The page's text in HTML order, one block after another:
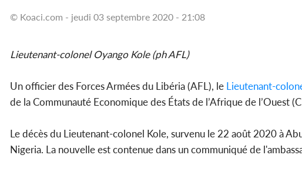
© Koaci.com - jeudi 03 septembre 2020 - 21:08
Lieutenant-colonel Oyango Kole (ph AFL)
Un officier des Forces Armées du Libéria (AFL), le Lieutenant-
de la Communauté Economique des États de l’Afrique de l’Ouest
Le décès du Lieutenant-colonel Kole, survenu le 22 août 2020 à
Nigeria. La nouvelle est contenue dans un communiqué de